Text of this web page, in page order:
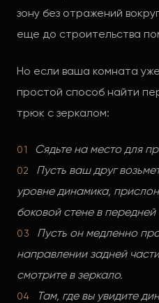
зону без отражений
еще до строительства
Но если ваша комната
простой способ найти
трюк с зеркалом:
Сядьте на место для
Пусть ваш друг
уровне динамика,
боковой стене в передней
Пусть он медленно
направлении задней
смотрите в зеркало.
Там, где вы увидите